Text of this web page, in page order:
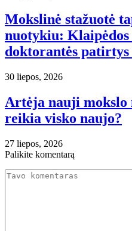
Mokslinė stažuotė
nuotykiu:
doktorantės
30 liepos, 2026
Artėja nauji
reikia visko naujo?
27 liepos, 2026
Palikite komentarą